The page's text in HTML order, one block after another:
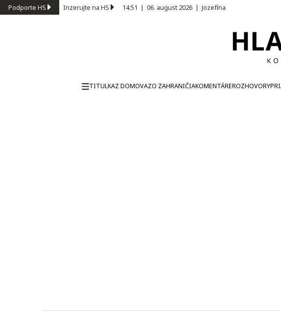
Podporte HS Inzerujte na HS 14:51 | 06. august 2026 | Jozefína
TITULKAZ DOMOVAZO ZAHRANIČIAKOMENTÁREROZHOVORY